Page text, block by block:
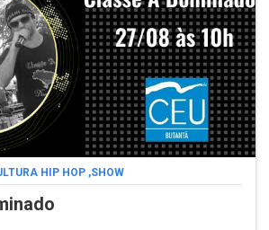
HIP HOP ,SHOW